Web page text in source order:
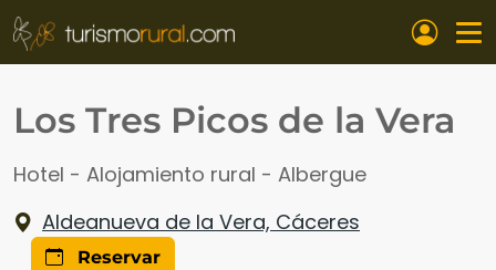
Pasar al contenido principal
Los Tres Picos de la Vera
Hotel - Alojamiento rural - Albergue
Aldeanueva de la Vera, Cáceres
Reservar